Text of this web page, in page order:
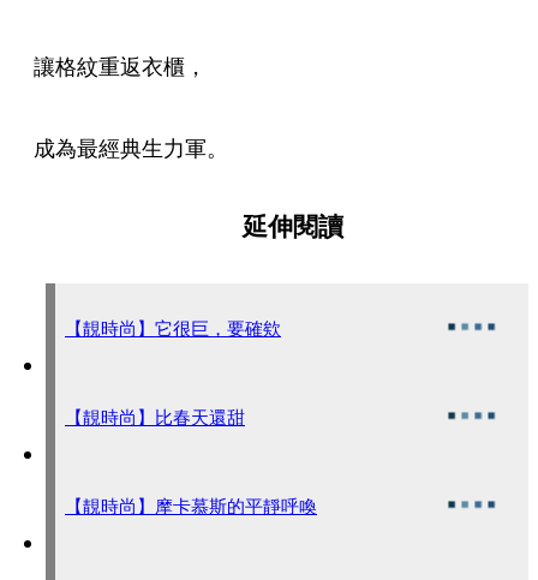
讓格紋重返衣櫃，
成為最經典生力軍。
延伸閱讀
【靚時尚】它很巨，要確欸
【靚時尚】比春天還甜
【靚時尚】摩卡慕斯的平靜呼喚